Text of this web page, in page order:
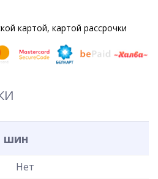
картой, картой рассрочки
шин
Нет